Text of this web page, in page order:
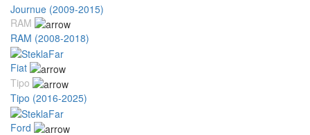
Journue (2009-2015)
RAM
RAM (2008-2018)
Fiat
Tipo
Tipo (2016-2025)
Ford